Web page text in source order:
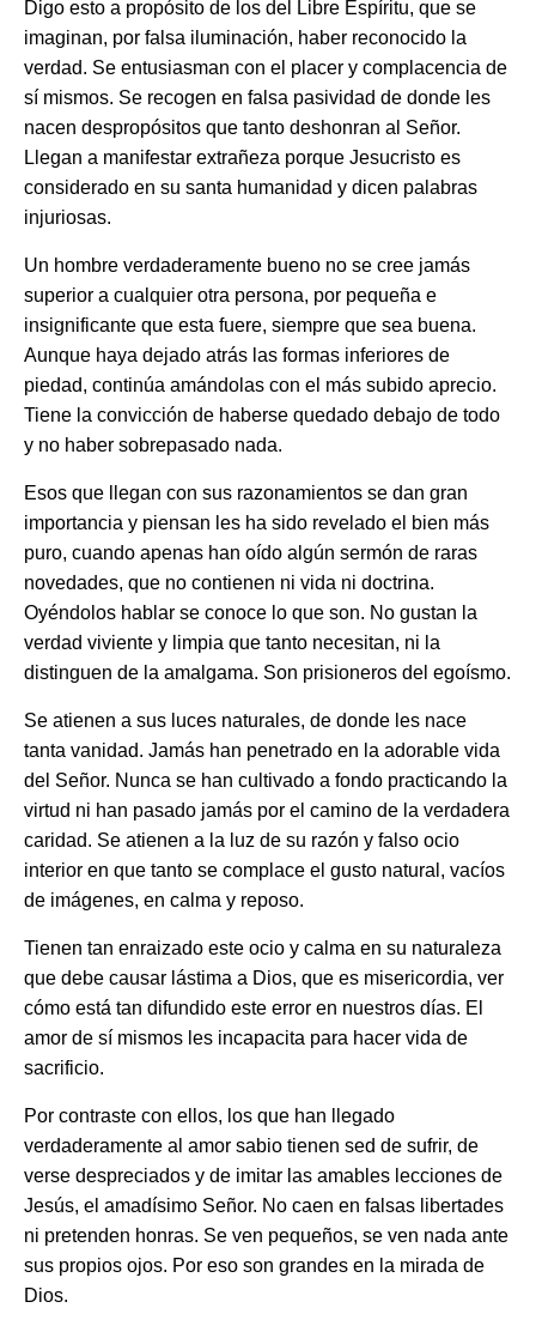
Digo esto a propósito de los del Libre Espíritu, que se
imaginan, por falsa iluminación, haber reconocido la
verdad. Se entusiasman con el placer y complacencia de
sí mismos. Se recogen en falsa pasividad de donde les
nacen despropósitos que tanto deshonran al Señor.
Llegan a manifestar extrañeza porque Jesucristo es
considerado en su santa humanidad y dicen palabras
injuriosas.
Un hombre verdaderamente bueno no se cree jamás
superior a cualquier otra persona, por pequeña e
insignificante que esta fuere, siempre que sea buena.
Aunque haya dejado atrás las formas inferiores de
piedad, continúa amándolas con el más subido aprecio.
Tiene la convicción de haberse quedado debajo de todo
y no haber sobrepasado nada.
Esos que llegan con sus razonamientos se dan gran
importancia y piensan les ha sido revelado el bien más
puro, cuando apenas han oído algún sermón de raras
novedades, que no contienen ni vida ni doctrina.
Oyéndolos hablar se conoce lo que son. No gustan la
verdad viviente y limpia que tanto necesitan, ni la
distinguen de la amalgama. Son prisioneros del egoísmo.
Se atienen a sus luces naturales, de donde les nace
tanta vanidad. Jamás han penetrado en la adorable vida
del Señor. Nunca se han cultivado a fondo practicando la
virtud ni han pasado jamás por el camino de la verdadera
caridad. Se atienen a la luz de su razón y falso ocio
interior en que tanto se complace el gusto natural, vacíos
de imágenes, en calma y reposo.
Tienen tan enraizado este ocio y calma en su naturaleza
que debe causar lástima a Dios, que es misericordia, ver
cómo está tan difundido este error en nuestros días. El
amor de sí mismos les incapacita para hacer vida de
sacrificio.
Por contraste con ellos, los que han llegado
verdaderamente al amor sabio tienen sed de sufrir, de
verse despreciados y de imitar las amables lecciones de
Jesús, el amadísimo Señor. No caen en falsas libertades
ni pretenden honras. Se ven pequeños, se ven nada ante
sus propios ojos. Por eso son grandes en la mirada de
Dios.